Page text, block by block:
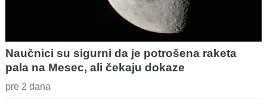
Naučnici su sigurni da je potrošena raketa
pala na Mesec, ali čekaju dokaze
pre 2 dana